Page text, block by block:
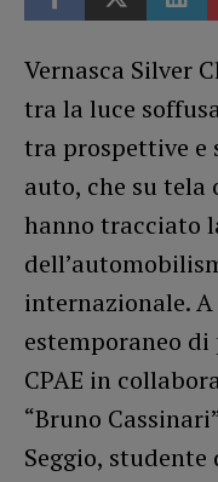
Vernasca Silver
tra la luce
tra prospettive e
auto, che su tela
hanno tracciato
internazionale.
estemporaneo
CPAE in
“Bruno
Seggio,